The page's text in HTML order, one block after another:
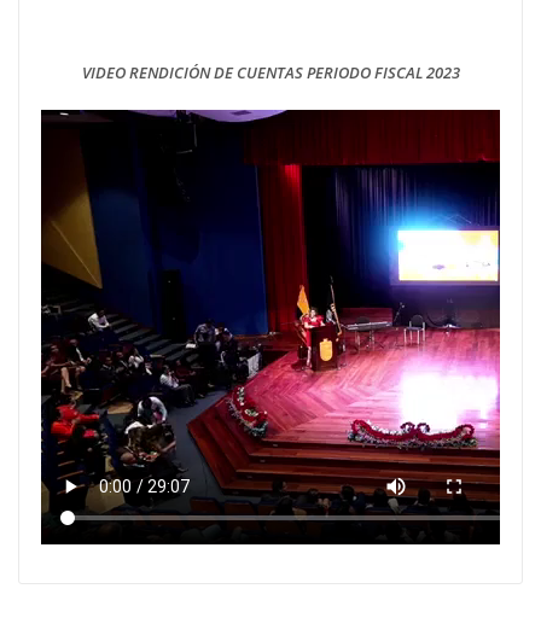
VIDEO RENDICIÓN DE CUENTAS PERIODO FISCAL 2023